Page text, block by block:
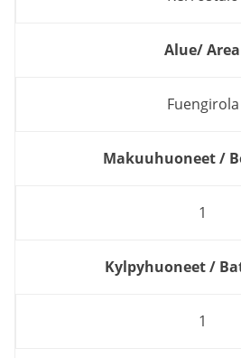
Alue/ Area
Fuengirola
Makuuhuoneet /
1
Kylpyhuoneet /
1